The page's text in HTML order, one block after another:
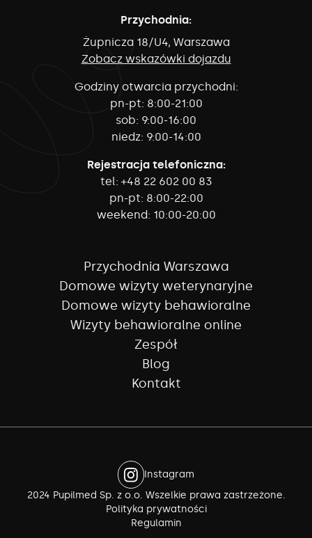
Przychodnia:
Żupnicza 18/U4, Warszawa
Zobacz wskazówki dojazdu
Godziny otwarcia przychodni:
pn-pt: 8:00-21:00
sob: 9:00-16:00
niedz: 9:00-14:00
Rejestracja telefoniczna:
tel: +48 22 602 00 83
pn-pt: 8:00-22:00
weekend: 10:00-20:00
Przychodnia Warszawa
Domowe wizyty weterynaryjne
Domowe wizyty behawioralne
Wizyty behawioralne online
Zespół
Blog
Kontakt
Instagram
2024 Pupilmed Sp. z o.o. Wszelkie prawa zastrzeżone.
Polityka prywatności
Regulamin